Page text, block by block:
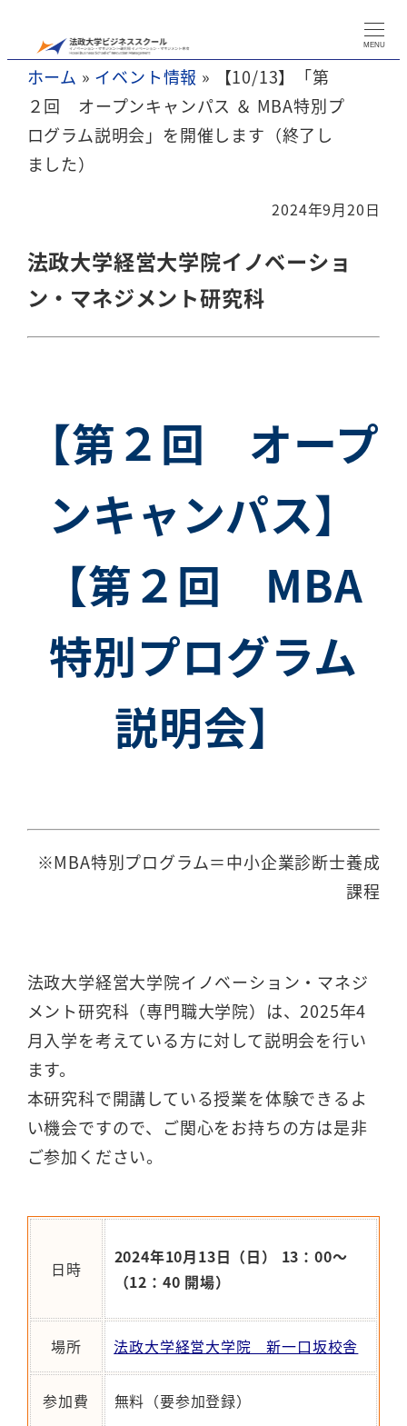
MENU
ホーム » イベント情報 » 【10/13】「第
２回 オープンキャンパス ＆ MBA特別プ
ログラム説明会」を開催します（終了し
ました）
2024年9月20日
法政大学経営大学院イノベーショ
ン・マネジメント研究科
【第２回 オープ
ンキャンパス】
【第２回 MBA
特別プログラム
説明会】
※MBA特別プログラム＝中小企業診断士養成
課程
法政大学経営大学院イノベーション・マネジ
メント研究科（専門職大学院）は、2025年4
月入学を考えている方に対して説明会を行い
ます。
本研究科で開講している授業を体験できるよ
い機会ですので、ご関心をお持ちの方は是非
ご参加ください。
日時
2024年10月13日（日） 13：00～
（12：40 開場）
場所 法政大学経営大学院 新一口坂校舎
参加費 無料（要参加登録）